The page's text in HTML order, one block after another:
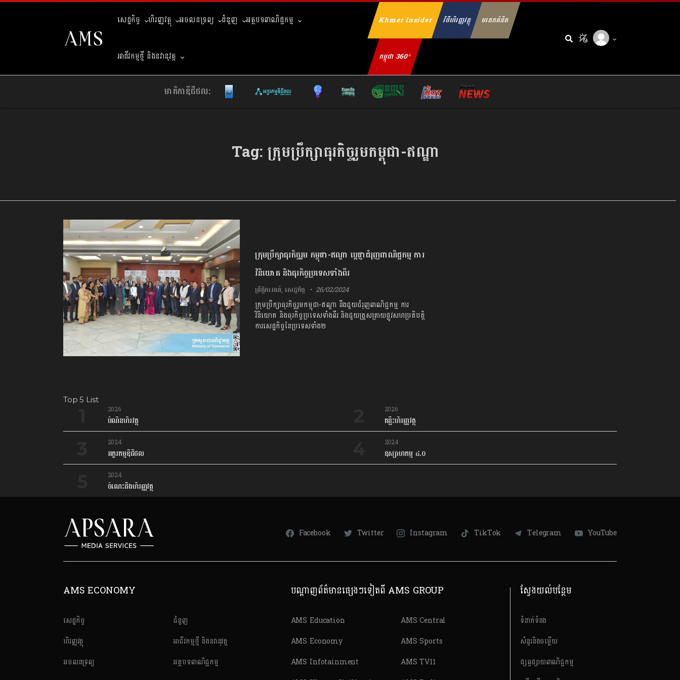
សេដ្ឋកិច្ច ហិរញ្ញវត្ថុ អចលនទ្រព្យ ជំនួញ អត្ថបទពាណិជ្ជកម្ម
អាជីវកម្មថ្មី និងនវានុវត្ត
Khmer Insider វិថីហិរញ្ញវត្ថុ មរតកគំនិត
កម្ពុជា 360°
មាតិកាឌីជីថល:
Tag:ក្រុមប្រឹក្សាធុរកិច្ចរួមកម្ពុជា-ឥណ្ឌា
ក្រុមប្រឹក្សាធុរកិច្ចរួម កម្ពុជា-ឥណ្ឌា ប្តេជ្ញាជំរុញពាណិជ្ជកម្ម ការ
វិនិយោគ និងធុរកិច្ចប្រទេសទាំងពីរ​
ព្រឹត្តិការណ៍, សេដ្ឋកិច្ច 26/02/2024
ក្រុមប្រឹក្សាធុរកិច្ចរួមកម្ពុជា-ឥណ្ឌា នឹងជួយជំរុញពាណិជ្ជកម្ម ការ
វិនិយោគ និងធុរកិច្ចប្រទេសទាំងពីរ និងជួយត្រួសត្រាយផ្លូវសហប្រតិបត្តិ
ការសេដ្ឋកិច្ចនៃប្រទេសទាំង២
Top 5 List
2026
បំណិនហិរវត្ថុ
2026
គន្លឹះហិរញ្ញវត្ថុ
2024
អក្ខរកម្មឌីជីថល
2024
ឧស្សាហកម្ម ៤.០
2024
ចំណេះដឹងហិរញ្ញវត្ថុ
Facebook Twitter Instagram TikTok Telegram YouTube
AMS ECONOMY
សេដ្ឋកិច្ច
ហិរញ្ញវត្ថុ
អចលនទ្រព្យ
ជំនួញ
អាជីវកម្មថ្មី និងនវានុវត្ត
អត្ថបទពាណិជ្ជកម្ម
បណ្តាញព័ត៌មានផ្សេងៗទៀតពី AMS GROUP
AMS Education
AMS Economy
AMS Infotainment
AMS Central
AMS Sports
AMS TV11
ស្វែងយល់បន្ថែម
ទំនាក់ទំនង
សំនួរនិងចម្លើយ
ផ្សព្វផ្សាយពាណិជ្ជកម្ម